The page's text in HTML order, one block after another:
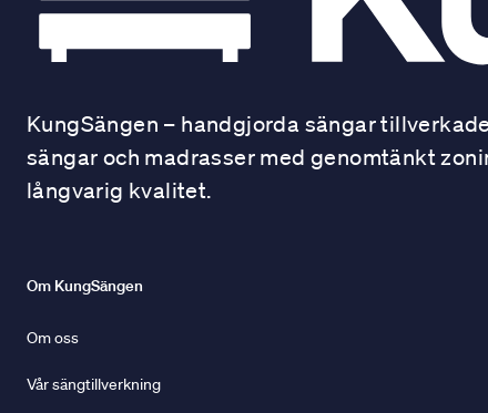
KungSängen – handgjorda sängar
sängar och madrasser med genomtänkt
långvarig kvalitet.
Om KungSängen
Om oss
Vår sängtillverkning